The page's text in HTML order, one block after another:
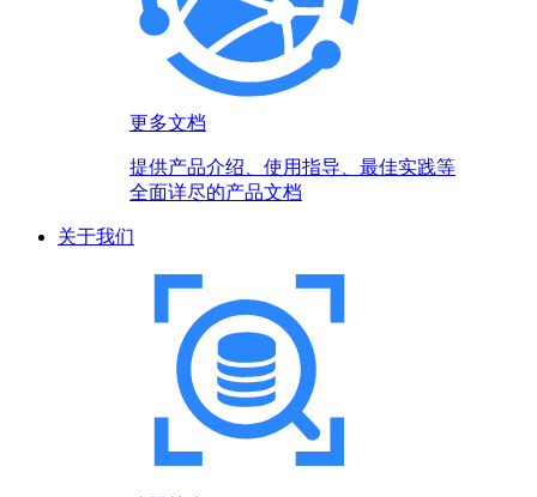
更多文档
提供产品介绍、使用指导、最佳实践等
全面详尽的产品文档
关于我们